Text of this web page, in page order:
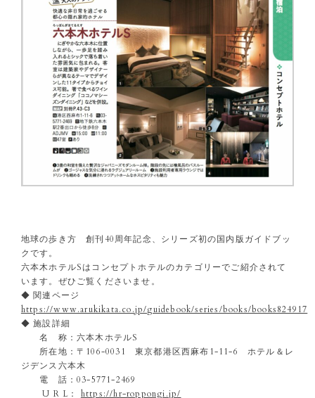
地球の歩き方 創刊40周年記念、シリーズ初の国内版ガイドブッ
クです。
六本木ホテルSはコンセプトホテルのカテゴリーでご紹介されて
います。ぜひご覧くださいませ。
◆ 関連ページ
https://www.arukikata.co.jp/guidebook/series/books/books824917
◆ 施設詳細
名 称：六本木ホテルS
所在地：〒106-0031 東京都港区西麻布1-11-6 ホテル＆レ
ジデンス六本木
電 話：03-5771-2469
U R L： https://hr-roppongi.jp/